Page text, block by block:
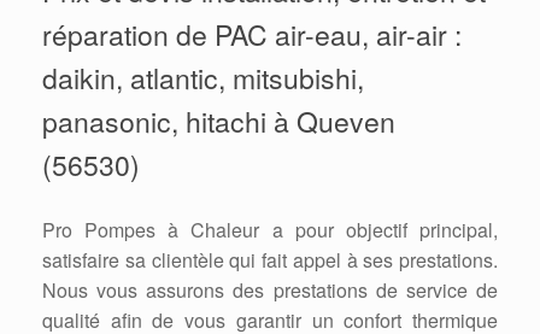
réparation de PAC air-eau, air-air :
daikin, atlantic, mitsubishi,
panasonic, hitachi à Queven
(56530)
Pro Pompes à Chaleur a pour objectif principal,
satisfaire sa clientèle qui fait appel à ses prestations.
Nous vous assurons des prestations de service de
qualité afin de vous garantir un confort thermique